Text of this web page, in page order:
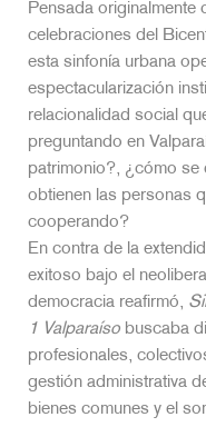
Pensada originalmente
celebraciones del
esta sinfonía urbana
espectacularización
relacionalidad social
preguntando en
patrimonio?, ¿cómo se
obtienen las personas
cooperando?
En contra de la
exitoso bajo el
democracia reafirmó,
1 Valparaíso buscaba
profesionales,
gestión administrativa
bienes comunes y el